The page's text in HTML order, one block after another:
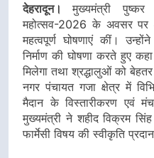
देहरादून।मुख्यमंत्री
महोत्सव-2026 के अवसर
महत्वपूर्ण घोषणाएं कीं।
निर्माण की घोषणा करते हुए
मिलेगा तथा श्रद्धालुओं को
नगर पंचायत गजा क्षेत्र में
मैदान के विस्तारीकरण एवं
मुख्यमंत्री ने शहीद विक्रम
फार्मेसी विषय की स्वीकृति